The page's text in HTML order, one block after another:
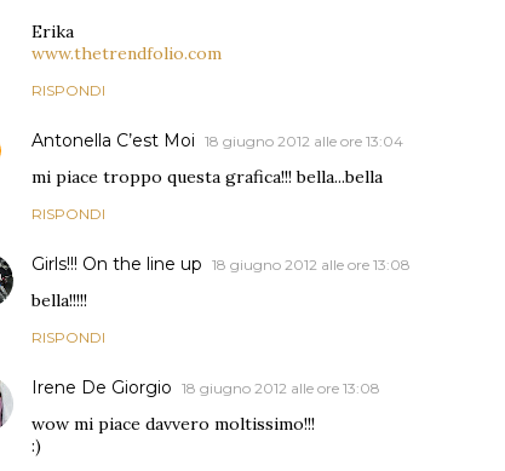
Erika
www.thetrendfolio.com
RISPONDI
Antonella C’est Moi 18 giugno 2012 alle ore 13:04
mi piace troppo questa grafica!!! bella...bella
RISPONDI
Girls!!! On the line up 18 giugno 2012 alle ore 13:08
bella!!!!!
RISPONDI
Irene De Giorgio 18 giugno 2012 alle ore 13:08
wow mi piace davvero moltissimo!!!
:)